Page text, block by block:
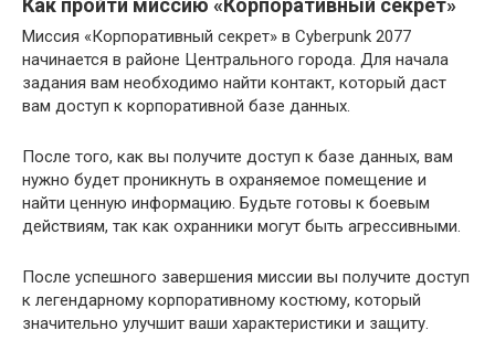
Как пройти миссию «Корпоративный секрет»
Миссия «Корпоративный секрет» в Cyberpunk 2077
начинается в районе Центрального города. Для начала
задания вам необходимо найти контакт, который даст
вам доступ к корпоративной базе данных.
После того, как вы получите доступ к базе данных, вам
нужно будет проникнуть в охраняемое помещение и
найти ценную информацию. Будьте готовы к боевым
действиям, так как охранники могут быть агрессивными.
После успешного завершения миссии вы получите доступ
к легендарному корпоративному костюму, который
значительно улучшит ваши характеристики и защиту.